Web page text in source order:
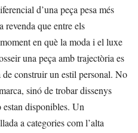
d’una peça pesa més
revenda que entre els
en què la moda i el luxe
una peça amb trajectòria es
construir un estil personal. No
sinó de trobar dissenys
disponibles. Un
a categories com l’alta